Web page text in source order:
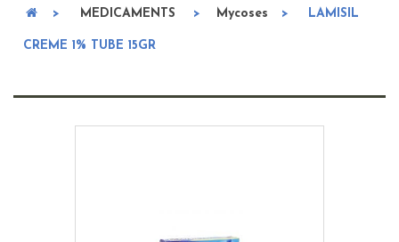
> MEDICAMENTS > Mycoses > LAMISIL
CREME 1% TUBE 15GR